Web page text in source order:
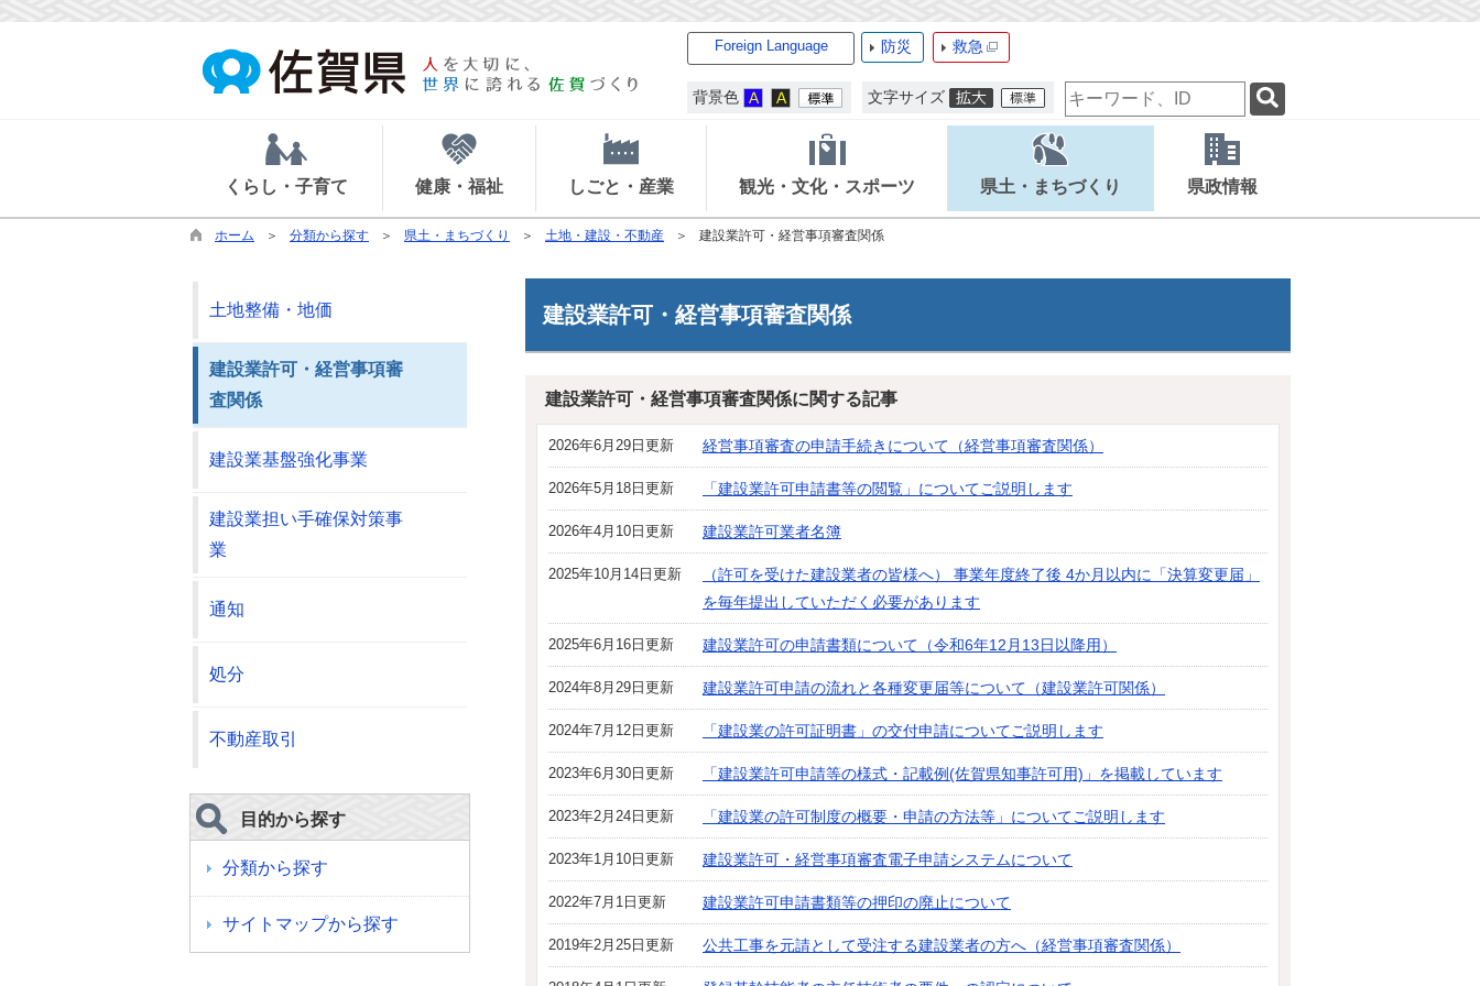
Foreign Language 防災 救急
背景色 文字サイズ
検
索
ー
ー
ド
くらし・子育て 健康・福祉 しごと・産業 観光・文化・スポーツ 県土・まちづくり 県政情報
ホーム 分類から探す 県土・まちづくり 土地・建設・不動産 建設業許可・経営事項審査関係
建設業許可・経営事項審査関係
建設業許可・経営事項審査関係に関する記事
2026年6月29日更新 経営事項審査の申請手続きについて（経営事項審査関係）
2026年5月18日更新 「建設業許可申請書等の閲覧」についてご説明します
2026年4月10日更新 建設業許可業者名簿
2025年10月14日更新
（許可を受けた建設業者の皆様へ） 事業年度終了後 4か月以内に「決算変更届」
を毎年提出していただく必要があります
2025年6月16日更新 建設業許可の申請書類について（令和6年12月13日以降用）
2024年8月29日更新 建設業許可申請の流れと各種変更届等について（建設業許可関係）
2024年7月12日更新 「建設業の許可証明書」の交付申請についてご説明します
2023年6月30日更新 「建設業許可申請等の様式・記載例(佐賀県知事許可用)」を掲載しています
2023年2月24日更新 「建設業の許可制度の概要・申請の方法等」についてご説明します
2023年1月10日更新 建設業許可・経営事項審査電子申請システムについて
2022年7月1日更新 建設業許可申請書類等の押印の廃止について
2019年2月25日更新 公共工事を元請として受注する建設業者の方へ（経営事項審査関係）
土地整備・地価
建設業許可・経営事項審
査関係
建設業基盤強化事業
建設業担い手確保対策事
業
通知
処分
不動産取引
目的から探す
分類から探す
サイトマップから探す